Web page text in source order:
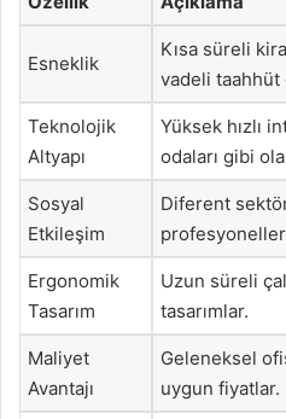
Esneklik
Kısa süreli
vadeli
Teknolojik
Altyapı
Yüksek hızlı
odaları gibi
Sosyal
Etkileşim
Diferent
Ergonomik
Tasarım
Uzun süreli
tasarımlar.
Maliyet
Avantajı
Geleneksel
uygun fiyatlar.